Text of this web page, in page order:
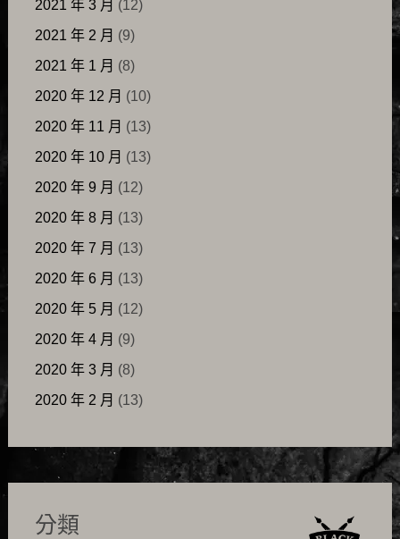
2021 年 3 月 (12)
2021 年 2 月 (9)
2021 年 1 月 (8)
2020 年 12 月 (10)
2020 年 11 月 (13)
2020 年 10 月 (13)
2020 年 9 月 (12)
2020 年 8 月 (13)
2020 年 7 月 (13)
2020 年 6 月 (13)
2020 年 5 月 (12)
2020 年 4 月 (9)
2020 年 3 月 (8)
2020 年 2 月 (13)
分類